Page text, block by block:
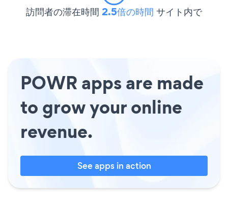
訪問者の滞在時間 2.5倍の時間 サイト内で
POWR apps are made
to grow your online
revenue.
See apps in action